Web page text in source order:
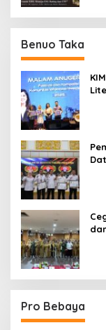
Benuo Taka
Pro Bebaya